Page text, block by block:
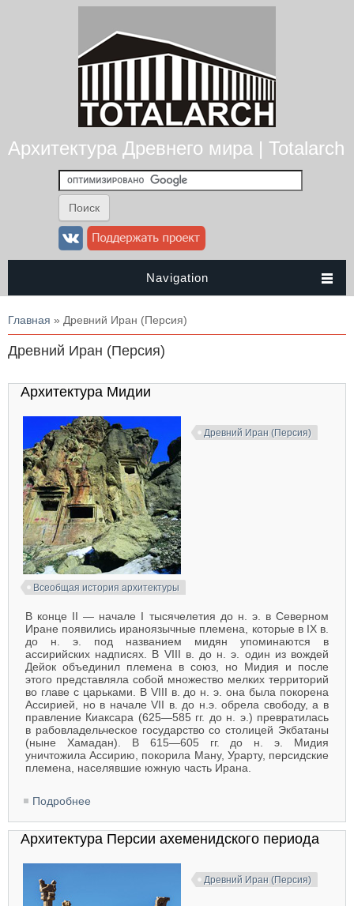
Архитектура Древнего мира | Totalarch
Navigation
Вы здесь
Главная » Древний Иран (Персия)
Древний Иран (Персия)
Архитектура Мидии
Древний Иран (Персия)
Всеобщая история архитектуры
В конце II — начале I тысячелетия до н. э. в Северном
Иране появились ираноязычные племена, которые в IX в.
до н. э. под названием мидян упоминаются в
ассирийских надписях. В VIII в. до н. э. один из вождей
Дейок объединил племена в союз, но Мидия и после
этого представляла собой множество мелких территорий
во главе с царьками. В VIII в. до н. э. она была покорена
Ассирией, но в начале VII в. до н.э. обрела свободу, а в
правление Киаксара (625—585 гг. до н. э.) превратилась
в рабовладельческое государство со столицей Экбатаны
(ныне Хамадан). В 615—605 гг. до н. э. Мидия
уничтожила Ассирию, покорила Ману, Урарту, персидские
племена, населявшие южную часть Ирана.
Подробнее
Архитектура Персии ахеменидского периода
Древний Иран (Персия)